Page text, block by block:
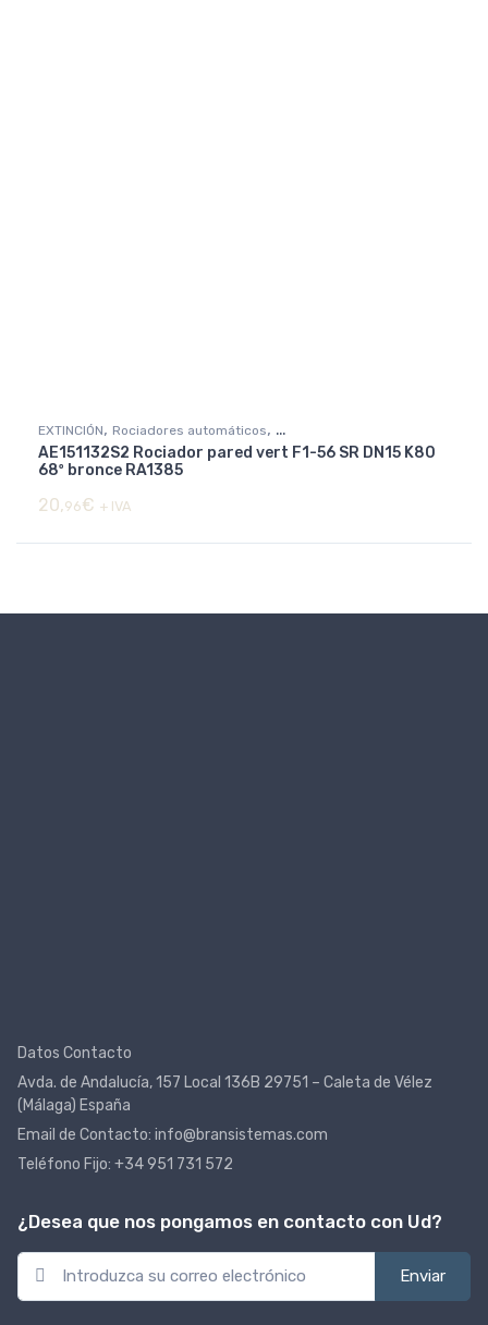
EXTINCIÓN, Rociadores automáticos,
Rociadores básicos y decorativos
AE151132S2 Rociador pared vert F1-56 SR DN15 K80
68º bronce RA1385
20,96€ + IVA
Datos Contacto
Avda. de Andalucía, 157 Local 136B 29751 – Caleta de Vélez
(Málaga) España
Email de Contacto: info@bransistemas.com
Teléfono Fijo: +34 951 731 572
¿Desea que nos pongamos en contacto con Ud?